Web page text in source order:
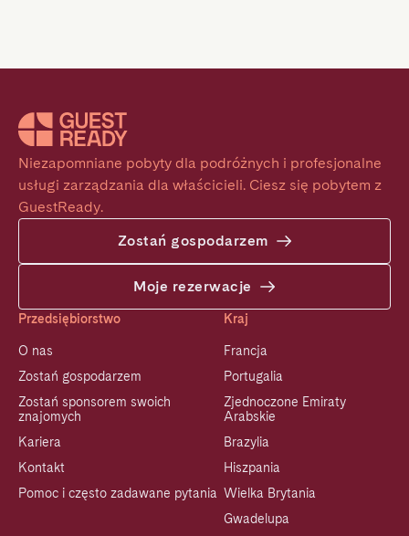
Niezapomniane pobyty dla podróżnych i profesjonalne
usługi zarządzania dla właścicieli. Ciesz się pobytem z
GuestReady.
Zostań gospodarzem
Moje rezerwacje
Przedsiębiorstwo
O nas
Zostań gospodarzem
Zostań sponsorem swoich
znajomych
Kariera
Kontakt
Pomoc i często zadawane pytania
Kraj
Francja
Portugalia
Zjednoczone Emiraty
Arabskie
Brazylia
Hiszpania
Wielka Brytania
Gwadelupa